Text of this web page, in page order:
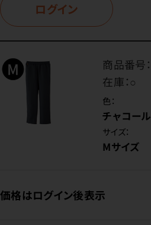
ログイン
商品番号：
在庫：○
色：
チャコール
サイズ：
Mサイズ
価格はログイン後表示